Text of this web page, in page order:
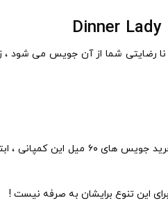
نیامده و منجر به نا رضایتی شما از آن